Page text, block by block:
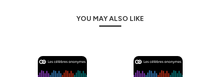
YOU MAY ALSO LIKE